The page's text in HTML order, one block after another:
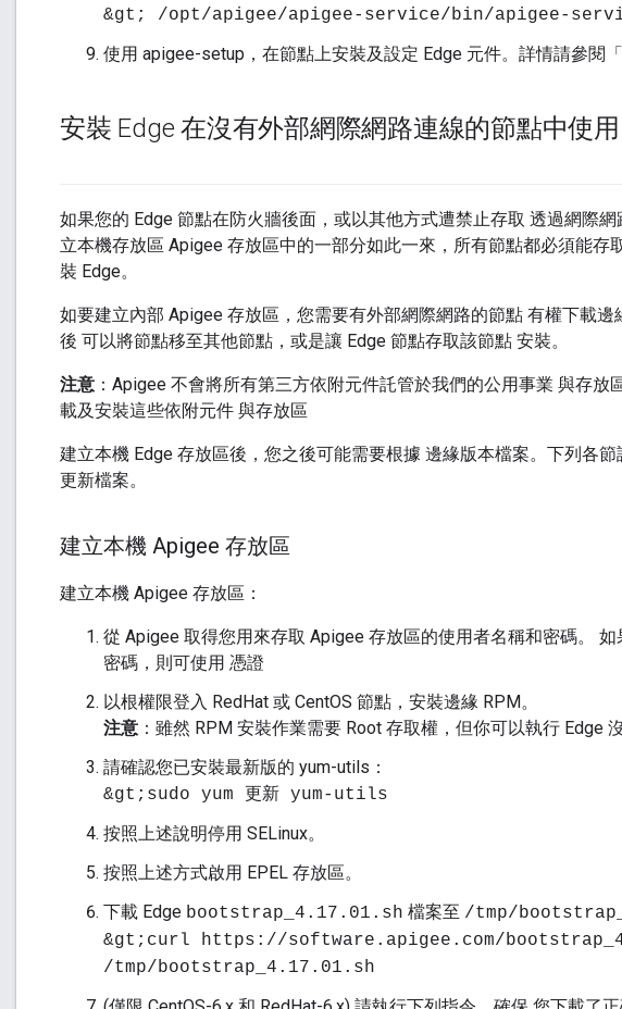
&gt; /opt/apigee/apigee-service/bin/apigee-
使用 apigee-setup，在節點上安裝及設定 Edge 元件。詳情請參閱「
安裝 Edge 在沒有外部網際網路連線的節點中使
如果您的 Edge 節點在防火牆後面，或以其他方式遭禁止存取 透過網際
立本機存放區 Apigee 存放區中的一部分如此一來，所有節點都必須能存
裝 Edge。
如要建立內部 Apigee 存放區，您需要有外部網際網路的節點 有權下載
後 可以將節點移至其他節點，或是讓 Edge 節點存取該節點 安裝。
注意 ：Apigee 不會將所有第三方依附元件託管於我們的公用事業 與存
載及安裝這些依附元件 與存放區
建立本機 Edge 存放區後，您之後可能需要根據 邊緣版本檔案。下列各
更新檔案。
建立本機 Apigee 存放區
建立本機 Apigee 存放區：
從 Apigee 取得您用來存取 Apigee 存放區的使用者名稱和密碼。
密碼，則可使用 憑證
以根權限登入 RedHat 或 CentOS 節點，安裝邊緣 RPM。
注意 ：雖然 RPM 安裝作業需要 Root 存取權，但你可以執行 Edge
請確認您已安裝最新版的 yum-utils：
&gt;sudo yum 更新 yum-utils
按照上述說明停用 SELinux。
按照上述方式啟用 EPEL 存放區。
下載 Edge bootstrap_4.17.01.sh 檔案至 /tmp/
&gt;curl https://software.apigee.com/
/tmp/bootstrap_4.17.01.sh